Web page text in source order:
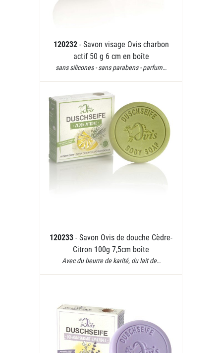
120232 - Savon visage Ovis charbon
actif 50 g 6 cm en boîte
sans silicones - sans parabens - parfum…
120233 - Savon Ovis de douche Cèdre-
Citron 100g 7,5cm boîte
Avec du beurre de karité, du lait de…